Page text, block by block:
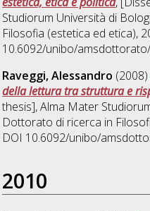
Studiorum Università di
Filosofia (estetica ed etica),
10.6092/unibo/
Raveggi, Alessandro
della lettura tra struttura e
thesis], Alma Mater
Dottorato di ricerca in
DOI 10.6092/unibo/
2010